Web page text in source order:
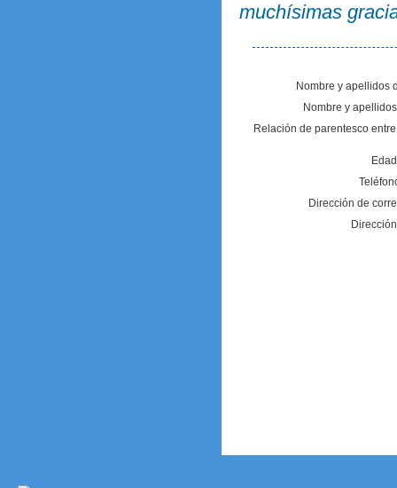
muchísimas
Nombre y apellidos
Nombre y
Relación de parentesco
Dirección de